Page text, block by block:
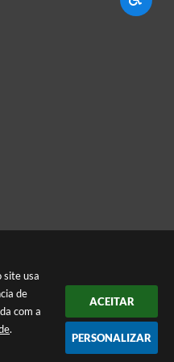
site usa
de
com a
.
ACEITAR
PERSONALIZAR